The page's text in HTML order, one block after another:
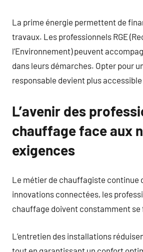
La prime énergie permettent de
travaux. Les professionnels RGE
l’Environnement) peuvent
dans leurs démarches. Opter pour
responsable devient plus
L’avenir des
chauffage face aux
exigences
Le métier de chauffagiste continue
innovations connectées, les
chauffage doivent constamment se
L’entretien des installations